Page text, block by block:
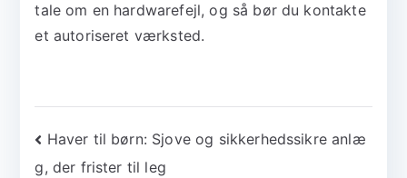
tale om en hardwarefejl, og så bør du kontakte
et autoriseret værksted.
Indlægsnavigation
Haver til børn: Sjove og sikkerhedssikre anlæ
g, der frister til leg